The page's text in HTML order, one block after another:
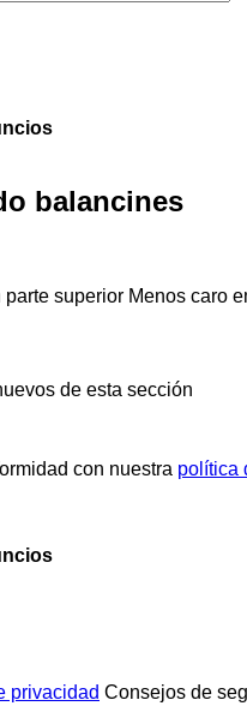
balancines
parte superior Menos caro
de esta sección
con nuestra política
privacidad Consejos de